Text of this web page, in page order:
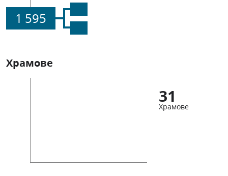
1 595
Храмове
31
Храмове